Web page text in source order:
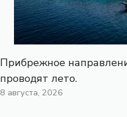
Прибрежное
проводят лето.
8 августа, 2026